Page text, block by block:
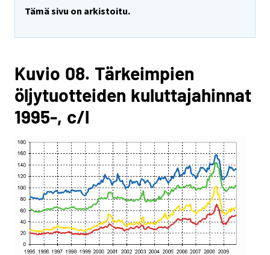
Tämä sivu on arkistoitu.
Kuvio 08. Tärkeimpien
öljytuotteiden kuluttajahinnat
1995-, c/l